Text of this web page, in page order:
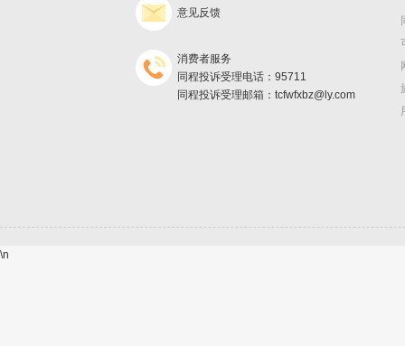
意见反馈
消费者服务
同程投诉受理电话：95711
同程投诉受理邮箱：tcfwfxbz@ly.com
\n